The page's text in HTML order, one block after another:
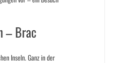
– Brac
Inseln. Ganz in der